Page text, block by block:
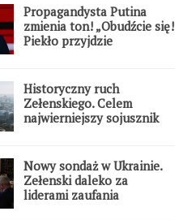
Propagandysta Putina
zmienia ton! „Obudźcie się!
Piekło przyjdzie
Historyczny ruch
Zełenskiego. Celem
najwierniejszy sojusznik
Nowy sondaż w Ukrainie.
Zełenski daleko za
liderami zaufania